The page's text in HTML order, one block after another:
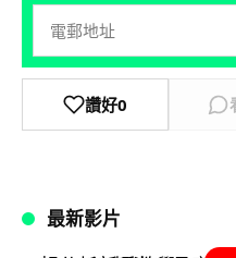
讚好0
最新影片